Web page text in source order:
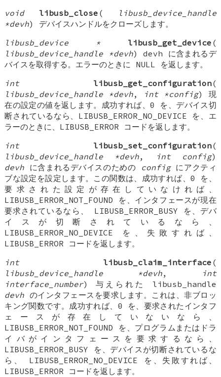
void
libusb_close (
libusb_device_handle
*devh) デバイスハンドルをクローズします。
libusb_device *
libusb_get_device (
libusb_device_handle *devh) devh に含まれるデ
バイスを取得する。エラーのときに NULL を返します。
int
libusb_get_configuration(
libusb_device_handle *devh, int *config) 現
在の設定の値を返します。成功すれば、0 を、デバイス切
断されているなら、LIBUSB_ERROR_NO_DEVICE を、エ
ラーのときに、LIBUSB_ERROR コードを返します。
int
libusb_set_configuration(
libusb_device_handle *devh, int config)
devh に含まれるデバイスのための configにアクティ
ブな設定を設定します。この関数は、成功すれば、0 を、
要求された設定が存在していなければ、
LIBUSB_ERROR_NOT_FOUND を、インタフェースが現在
要求されているなら、 LIBUSB_ERROR_BUSY を、デバ
イスが切断されているなら、
LIBUSB_ERROR_NO_DEVICE を、失敗すれば、
LIBUSB_ERROR コードを返します。
int
libusb_claim_interface (
libusb_device_handle *devh,
int
interface_number) 与えられた libusb_handle
devh のインタフェースを要求します。これは、非ブロッ
キング関数です。成功すれば、0 を、要求されたインタフ
ェースが存在していないなら、
LIBUSB_ERROR_NOT_FOUND を、プログラムまたはドラ
イバがインタフェースを要求するなら、
LIBUSB_ERROR_BUSY を、デバイスが切断されているな
ら、 LIBUSB_ERROR_NO_DEVICE を、失敗すれば、
LIBUSB_ERROR コードを返します。